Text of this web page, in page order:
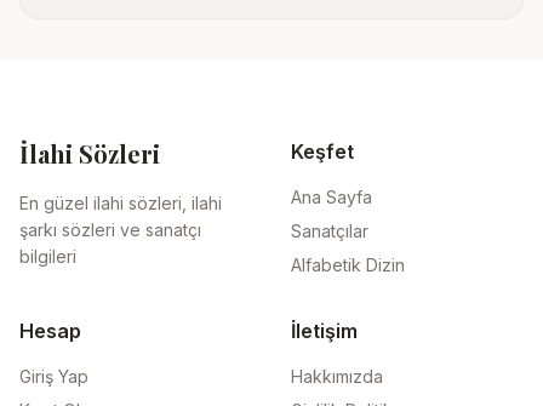
İlahi Sözleri
En güzel ilahi sözleri, ilahi
şarkı sözleri ve sanatçı
bilgileri
Keşfet
Ana Sayfa
Sanatçılar
Alfabetik Dizin
Hesap
Giriş Yap
İletişim
Hakkımızda